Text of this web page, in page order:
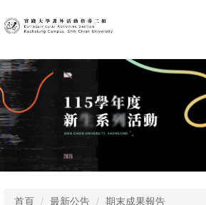
到
內
區
首頁 最新公告 期末成果報告